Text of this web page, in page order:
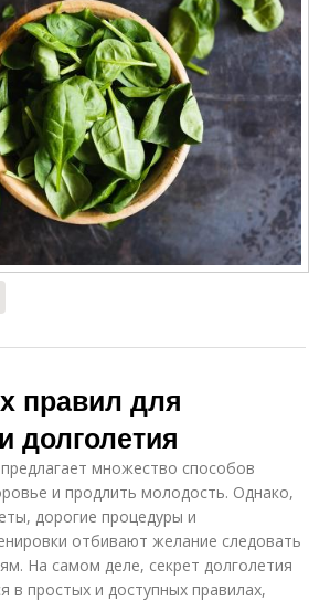
правил для
долголетия
множество способов
и продлить молодость. Однако,
дорогие процедуры и
отбивают желание следовать
На самом деле, секрет долголетия
в простых и доступных правилах,